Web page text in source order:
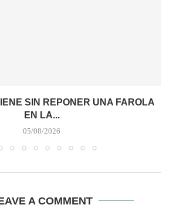
SIN REPONER UNA FAROLA
EN LA...
05/08/2026
A COMMENT